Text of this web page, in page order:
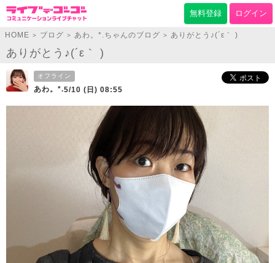
無料登録 ログイン
HOME > ブログ > あわ。*.ちゃんのブログ > ありがとう♪(´ε｀ )
ありがとう♪(´ε｀ )
オフライン
あわ。*.5/10 (日) 08:55